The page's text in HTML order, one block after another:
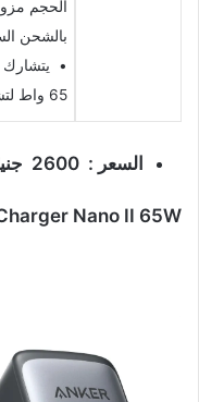
الحجم
بالشحن
65 واط لتشغيل ما يصل إلى 3 أجهزة في وقت واحد.
السعر : 2600
Nano II 65W